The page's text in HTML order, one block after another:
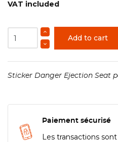
VAT included
Add to cart
Sticker Danger Ejection Seat
Paiement sécurisé
Les transactions